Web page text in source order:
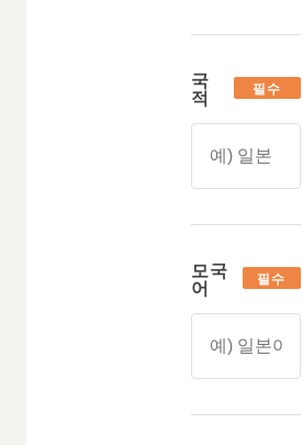
국
적 필수
모국
어 필수